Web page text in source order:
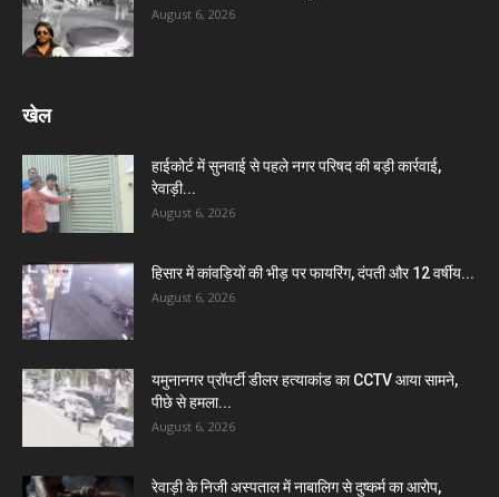
August 6, 2026
खेल
हाईकोर्ट में सुनवाई से पहले नगर परिषद की बड़ी कार्रवाई,
रेवाड़ी...
August 6, 2026
हिसार में कांवड़ियों की भीड़ पर फायरिंग, दंपती और 12 वर्षीय...
August 6, 2026
यमुनानगर प्रॉपर्टी डीलर हत्याकांड का CCTV आया सामने,
पीछे से हमला...
August 6, 2026
रेवाड़ी के निजी अस्पताल में नाबालिग से दुष्कर्म का आरोप,